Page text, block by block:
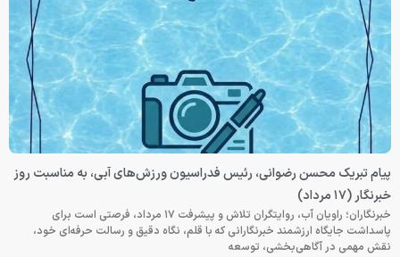
پیام تبریک محسن رضوانی، رئیس فدراسیون ورزش‌های آبی، به مناسبت روز
خبرنگار (۱۷ مرداد)
خبرنگاران؛ راویان آب، روایتگران تلاش و پیشرفت ۱۷ مرداد، فرصتی است برای
پاسداشت جایگاه ارزشمند خبرنگارانی که با قلم، نگاه دقیق و رسالت حرفه‌ای خود،
نقش مهمی در آگاهی‌بخشی، توسعه